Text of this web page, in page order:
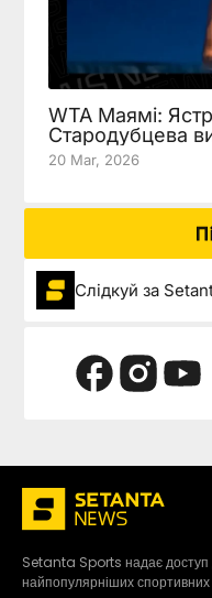
WTA Маямі:
Стародубцева
20 Mar, 2026
Слідкуй за
Setanta Sports надає доступ
найпопулярніших спортивних